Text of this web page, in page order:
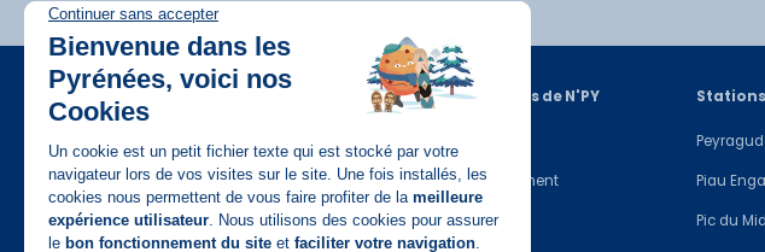
Disponible sur
App Store
A propos de N'PY
Recrutement
Contact
Piau
Pic du